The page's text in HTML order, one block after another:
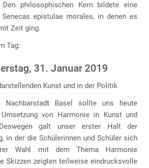
philosophischen Kern bildete eine
Senecas epistulae morales, in denen es
Zeit ging.
Tag:
31. Januar 2019
Kunst und in der Politik
Nachbarstadt Basel sollte uns heute
von Harmonie in Kunst und
galt unser erster Halt der
in der die Schülerinnen und Schüler sich
Wahl mit dem Thema Harmonie
Skizzen zeigten teilweise eindrucksvolle